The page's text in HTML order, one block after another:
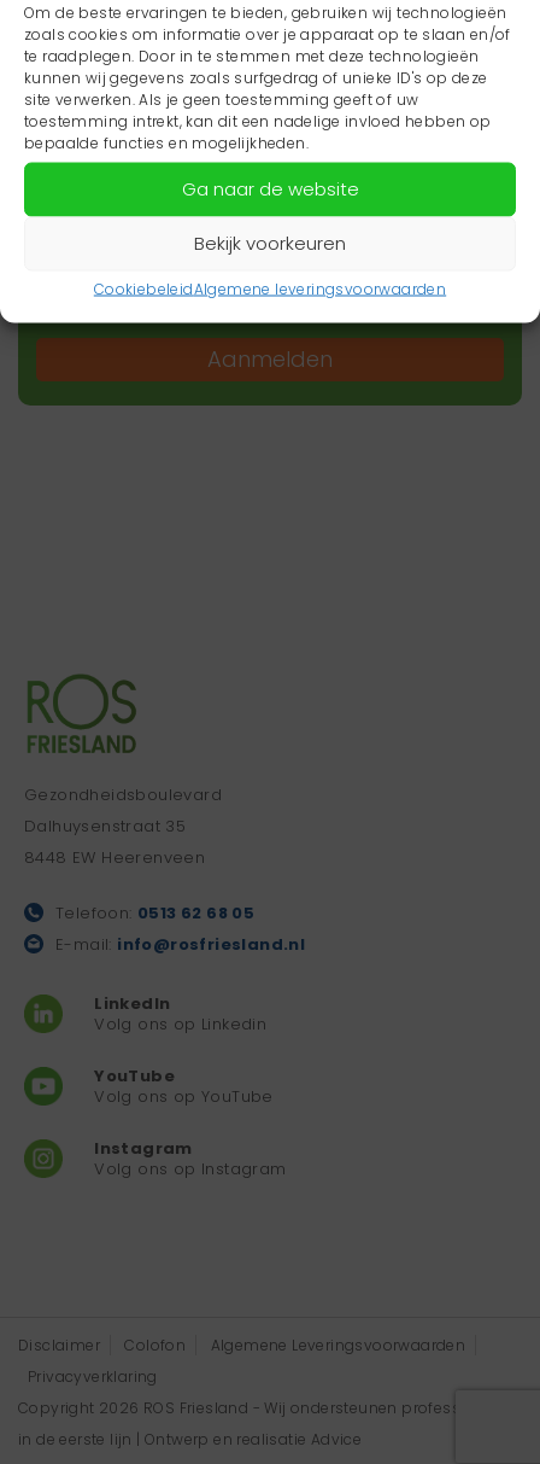
Om de beste ervaringen te bieden, gebruiken wij technologieën
zoals cookies om informatie over je apparaat op te slaan en/of
te raadplegen. Door in te stemmen met deze technologieën
kunnen wij gegevens zoals surfgedrag of unieke ID's op deze
site verwerken. Als je geen toestemming geeft of uw
toestemming intrekt, kan dit een nadelige invloed hebben op
bepaalde functies en mogelijkheden.
Ga naar de website
Bekijk voorkeuren
CookiebeleidAlgemene leveringsvoorwaarden
Wil je niets missen?
Wil je op de hoogte blijven van het laatste
zorgnieuws in jouw regio? Schrijf je dan in voor
onze nieuwsbrief.
Aanmelden
Gezondheidsboulevard
Dalhuysenstraat 35
8448 EW Heerenveen
Telefoon: 0513 62 68 05
E-mail: info@rosfriesland.nl
LinkedIn
Volg ons op Linkedin
YouTube
Volg ons op YouTube
Instagram
Volg ons op Instagram
Disclaimer Colofon
Algemene Leveringsvoorwaarden
Privacyverklaring
Copyright 2026 ROS Friesland - Wij ondersteunen professionals
in de eerste lijn | Ontwerp en realisatie Advice